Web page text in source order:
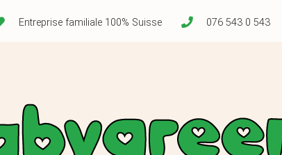
Entreprise familiale 100% Suisse 076 543 0 543